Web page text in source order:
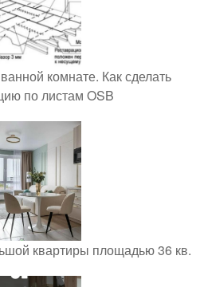
комнате. Как сделать
по листам OSB
квартиры площадью 36 кв.